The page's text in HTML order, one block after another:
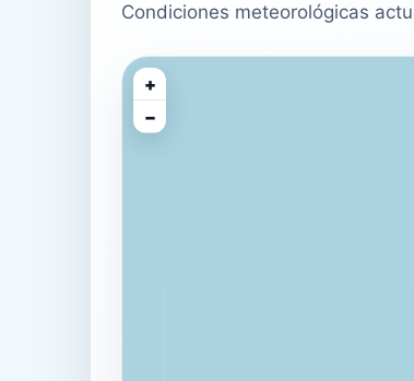
Condiciones meteorológicas
+
−